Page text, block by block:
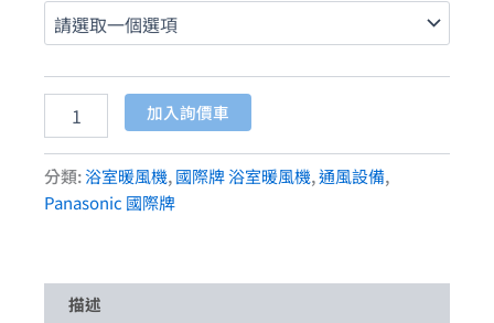
加入詢價車
分類:浴室暖風機,國際牌 浴室暖風機,通風設備,
Panasonic 國際牌
描述